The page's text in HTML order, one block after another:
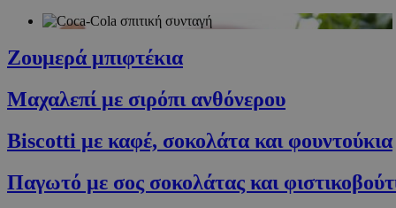
Ζουμερά μπιφτέκια
Μαχαλεπί με σιρόπι ανθόνερου
Biscotti με καφέ, σοκολάτα και φουντούκια
Παγωτό με σος σοκολάτας και